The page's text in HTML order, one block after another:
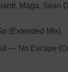
Maga, Sean
(Extended Mix)
— No Escape